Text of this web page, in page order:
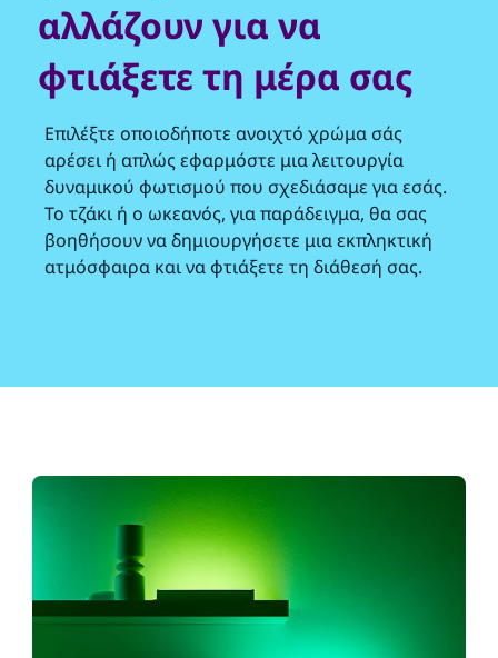
αλλάζουν για να
φτιάξετε τη μέρα σας
Επιλέξτε οποιοδήποτε ανοιχτό χρώμα σάς
αρέσει ή απλώς εφαρμόστε μια λειτουργία
δυναμικού φωτισμού που σχεδιάσαμε για εσάς.
Το τζάκι ή ο ωκεανός, για παράδειγμα, θα σας
βοηθήσουν να δημιουργήσετε μια εκπληκτική
ατμόσφαιρα και να φτιάξετε τη διάθεσή σας.